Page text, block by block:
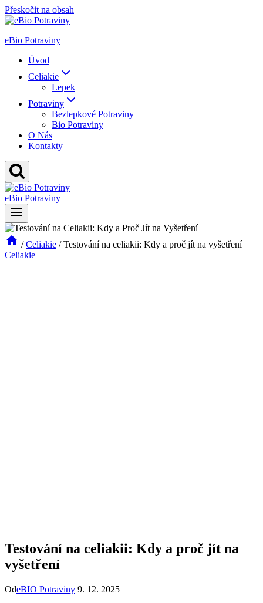
Přeskočit na obsah
eBio Potraviny
Úvod
Celiakie
Lepek
Potraviny
Bezlepkové Potraviny
Bio Potraviny
O Nás
Kontakty
eBio Potraviny
/ Celiakie / Testování na celiakii: Kdy a proč jít na vyšetření
Celiakie
Testování na celiakii: Kdy a proč jít na
vyšetření
OdeBIO Potraviny 9. 12. 2025